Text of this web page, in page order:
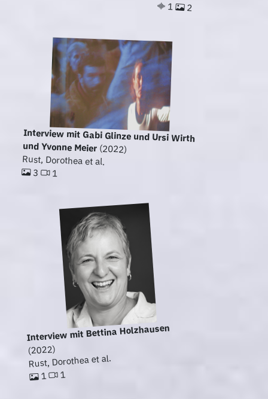
1 2
Interview mit Gabi Glinze und Ursi Wirth
und Yvonne Meier(2022)
Rust, Dorothea et al.
3 1
Interview mit Bettina Holzhausen
(2022)
Rust, Dorothea et al.
1 1